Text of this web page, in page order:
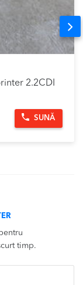
2.2CDI
SUNĂ
timp.